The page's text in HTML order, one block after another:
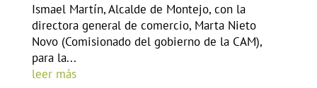
Ismael Martín, Alcalde de Montejo, con la
directora general de comercio, Marta Nieto
Novo (Comisionado del gobierno de la CAM),
para la...
leer más